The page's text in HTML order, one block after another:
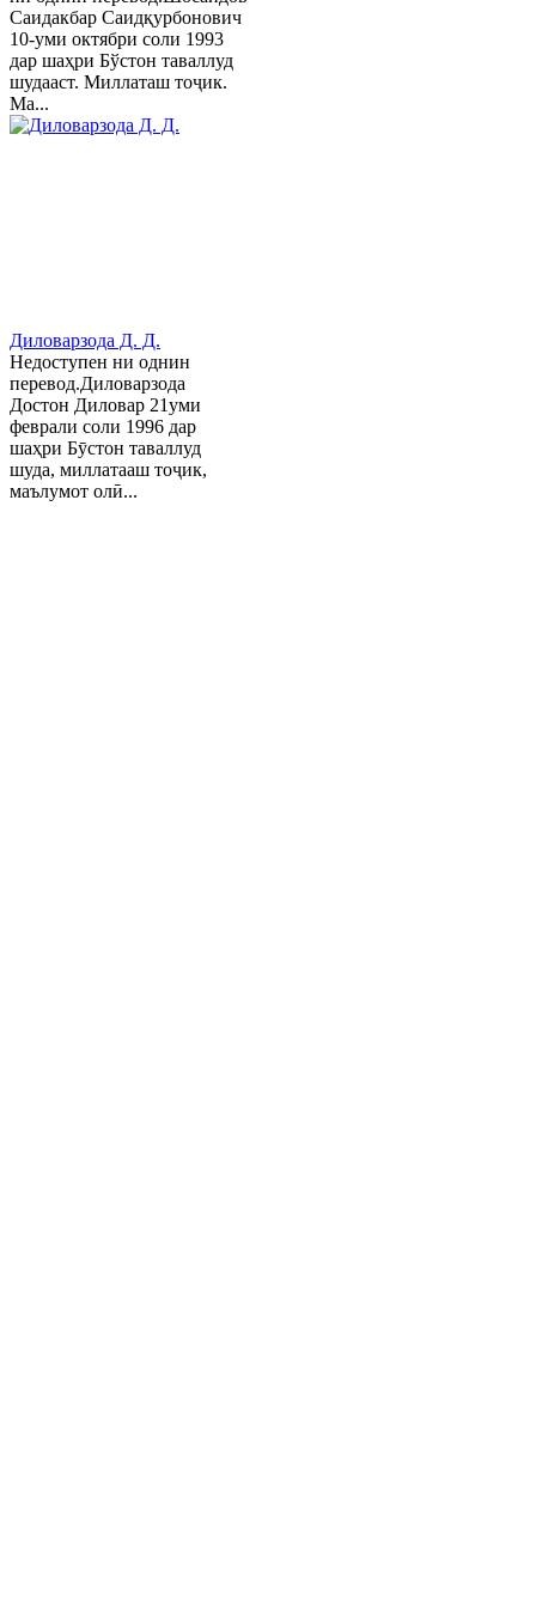
Саидакбар Саидқурбонович
10-уми октябри соли 1993
дар шаҳри Бўстон таваллуд
шудааст. Миллаташ тоҷик.
Ма...
Диловарзода Д. Д.
Недоступен ни однин
перевод.Диловарзода
Достон Диловар 21уми
феврали соли 1996 дар
шаҳри Бӯстон таваллуд
шуда, миллатааш тоҷик,
маълумот олӣ...